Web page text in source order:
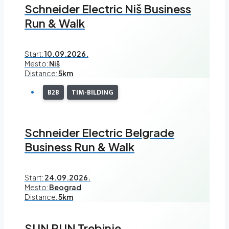
Schneider Electric Niš Business
Run & Walk
Start:10.09.2026.
Mesto: Niš
Distance:5km
B2B TIM-BILDING
Schneider Electric Belgrade
Business Run & Walk
Start: 24.09.2026.
Mesto: Beograd
Distance:5km